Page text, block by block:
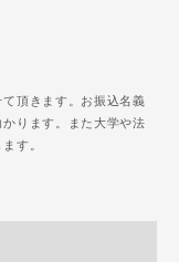
頂きます。お振込名義
ります。また大学や法
す。